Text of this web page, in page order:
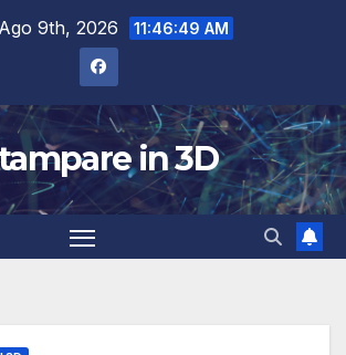
9th, 2026 11:46:50 AM
in 3D